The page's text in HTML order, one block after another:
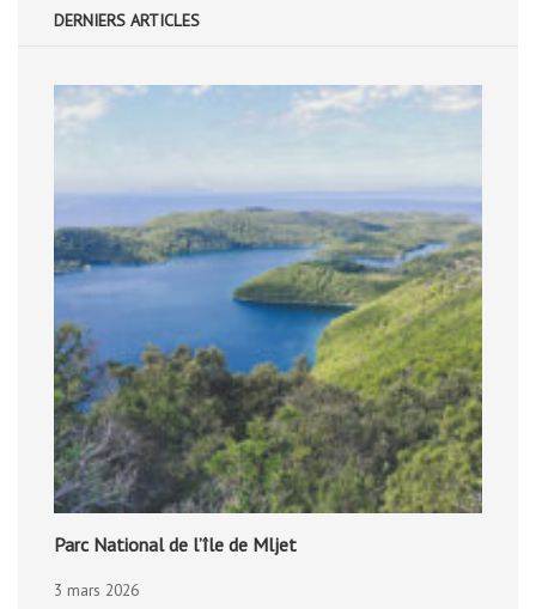
DERNIERS ARTICLES
Parc National de l’île de Mljet
3 mars 2026